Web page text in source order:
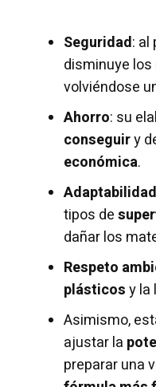
Seguridad: al
disminuye
volviéndose
Ahorro: su
conseguiry
económica.
Adaptabilidad
tipos de
dañar los
Respeto
plásticosy la
Asimismo,
ajustar la
preparar una